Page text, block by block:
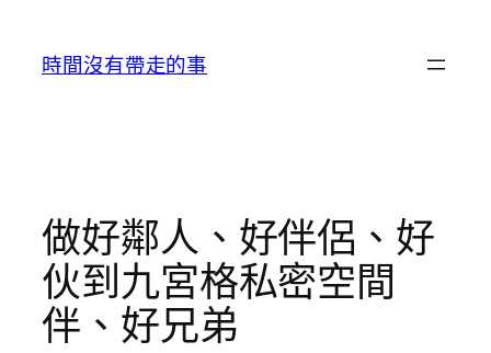
時間沒有帶走的事
做好鄰人、好伴侶、好
伙到九宮格私密空間
伴、好兄弟